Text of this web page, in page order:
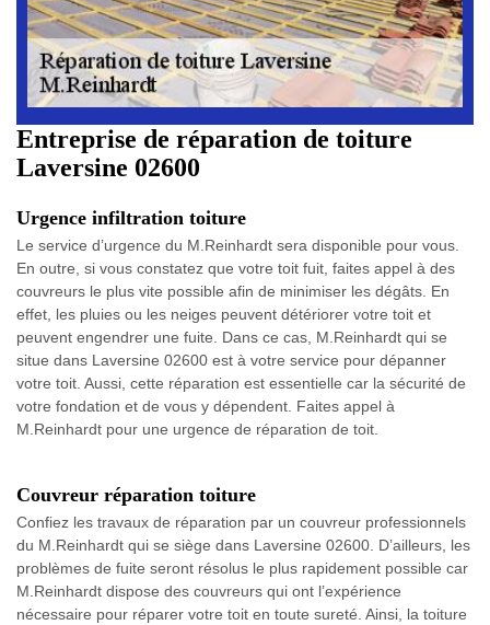
Entreprise de réparation de toiture
Laversine 02600
Urgence infiltration toiture
Le service d’urgence du M.Reinhardt sera disponible pour vous.
En outre, si vous constatez que votre toit fuit, faites appel à des
couvreurs le plus vite possible afin de minimiser les dégâts. En
effet, les pluies ou les neiges peuvent détériorer votre toit et
peuvent engendrer une fuite. Dans ce cas, M.Reinhardt qui se
situe dans Laversine 02600 est à votre service pour dépanner
votre toit. Aussi, cette réparation est essentielle car la sécurité de
votre fondation et de vous y dépendent. Faites appel à
M.Reinhardt pour une urgence de réparation de toit.
Couvreur réparation toiture
Confiez les travaux de réparation par un couvreur professionnels
du M.Reinhardt qui se siège dans Laversine 02600. D’ailleurs, les
problèmes de fuite seront résolus le plus rapidement possible car
M.Reinhardt dispose des couvreurs qui ont l’expérience
nécessaire pour réparer votre toit en toute sureté. Ainsi, la toiture